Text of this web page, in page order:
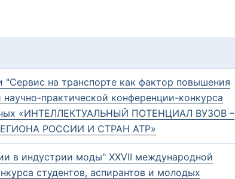
"Сервис на транспорте как фактор повышения
практической конференции-конкурса
«ИНТЕЛЛЕКТУАЛЬНЫЙ ПОТЕНЦИАЛ ВУЗОВ –
РОССИИ И СТРАН АТР»
в индустрии моды" XXVII международной
студентов, аспирантов и молодых